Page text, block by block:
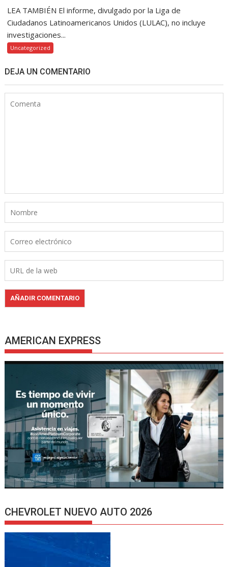
LEA TAMBIÉN El informe, divulgado por la Liga de
Ciudadanos Latinoamericanos Unidos (LULAC), no incluye
investigaciones...
Uncategorized
DEJA UN COMENTARIO
AMERICAN EXPRESS
CHEVROLET NUEVO AUTO 2026